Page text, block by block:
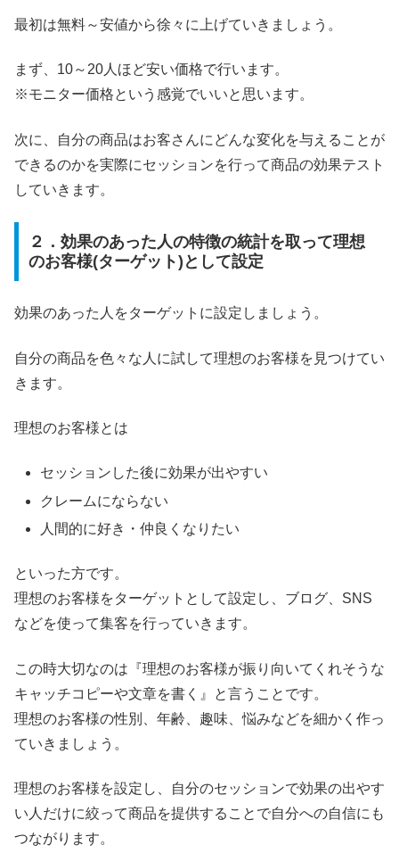
最初は無料～安値から徐々に上げていきましょう。
まず、10～20人ほど安い価格で行います。
※モニター価格という感覚でいいと思います。
次に、自分の商品はお客さんにどんな変化を与えることが
できるのかを実際にセッションを行って商品の効果テスト
していきます。
２．効果のあった人の特徴の統計を取って理想
のお客様(ターゲット)として設定
効果のあった人をターゲットに設定しましょう。
自分の商品を色々な人に試して理想のお客様を見つけてい
きます。
理想のお客様とは
セッションした後に効果が出やすい
クレームにならない
人間的に好き・仲良くなりたい
といった方です。
理想のお客様をターゲットとして設定し、ブログ、SNS
などを使って集客を行っていきます。
この時大切なのは『理想のお客様が振り向いてくれそうな
キャッチコピーや文章を書く』と言うことです。
理想のお客様の性別、年齢、趣味、悩みなどを細かく作っ
ていきましょう。
理想のお客様を設定し、自分のセッションで効果の出やす
い人だけに絞って商品を提供することで自分への自信にも
つながります。